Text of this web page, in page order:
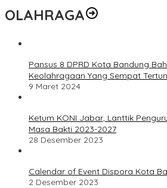
OLAHRAGA
Pansus 8 DPRD Kota Bandung
Keolahragaan Yang Sempat
9 Maret 2024
Ketum KONI Jabar, Lanttik
Masa Bakti 2023-2027
28 Desember 2023
Calendar of Event Dispora Kota
2 Desember 2023